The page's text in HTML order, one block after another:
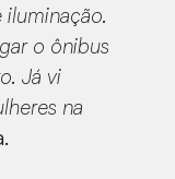
iluminação.
o ônibus
Já vi
na